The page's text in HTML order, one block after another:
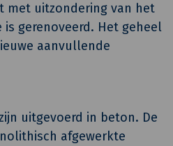
met uitzondering van het
gerenoveerd. Het geheel
aanvullende
uitgevoerd in beton. De
afgewerkte